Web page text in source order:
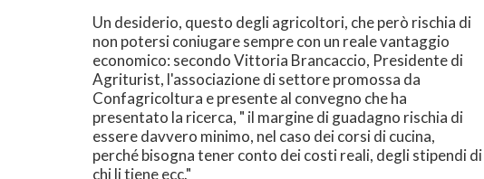
Un desiderio, questo degli agricoltori, che però rischia di
non potersi coniugare sempre con un reale vantaggio
economico: secondo Vittoria Brancaccio, Presidente di
Agriturist, l'associazione di settore promossa da
Confagricoltura e presente al convegno che ha
presentato la ricerca, " il margine di guadagno rischia di
essere davvero minimo, nel caso dei corsi di cucina,
perché bisogna tener conto dei costi reali, degli stipendi di
chi li tiene ecc."